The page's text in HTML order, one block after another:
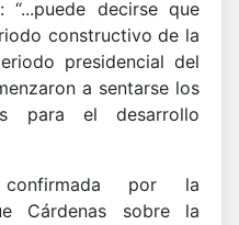
“...puede decirse que
constructivo de la
presidencial del
a sentarse los
para el desarrollo
por la
Cárdenas sobre la